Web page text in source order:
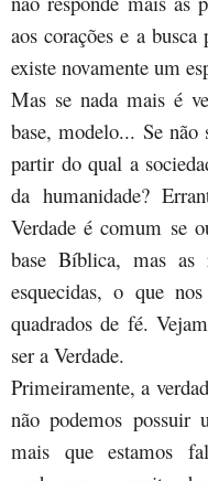
aos corações e a
existe novamente um
Mas se nada mais é
base, modelo... Se
partir do qual a
da humanidade?
Verdade é comum se
base Bíblica, mas as
esquecidas, o que
quadrados de fé.
ser a Verdade.
Primeiramente, a
não podemos possuir
mais que estamos